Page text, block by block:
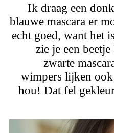
Ik draag een
blauwe mascara er
echt goed, want het
zie je een
zwarte
wimpers lijken
hou! Dat fel